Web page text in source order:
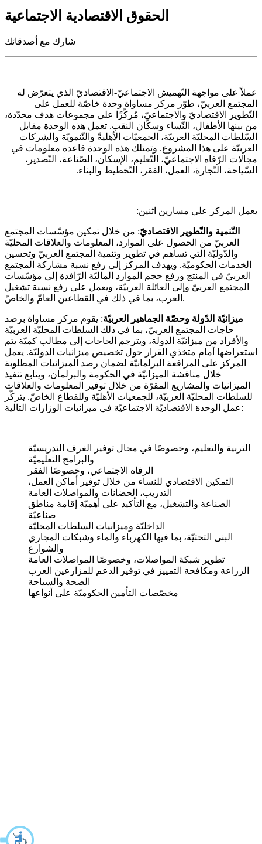
الحقوق الاقتصادية الاجتماعية
شارك مع أصدقائك
عملاً على مواجهة التّهميش الاجتماعيّ-الاقتصاديّ الذي يتعرّض له
المجتمع العربيّ، طوّر مركز مساواة وحدة خاصّة للعمل على
التّطوير الاقتصاديّ والاجتماعيّ، مُركّزًا على مجموعات هدف محدّدة،
من بينها الأطفال، النّساء وسكّان النقب. تعمل هذه الوحدة مقابل
السّلطات المحليّة العربيّة، الجمعيّات الأهليةّ والتّنمويّة والشركات
العربيّة على هذا المشروع. وتمتلك هذه الوحدة قاعدة معلومات في
مجالات الرّفاه الاجتماعيّ، التّعليم، الإسكان، الصّناعة، التّصدير،
السّياحة، التّجارة، العمل، الفقر، التّخطيط والبناء.
يعمل المركز على مسارين اثنين:
التّنمية والتّطوير الاقتصاديّ: من خلال تمكين مؤسّسات المجتمع
العربيّ من الحصول على الموارد، المعلومات والعلاقات المحليّة
والدّوليّة التي تساهم في تطوير وتنمية المجتمع العربيّ وتحسين
الخدمات الحكوميّة. ويهدف المركز إلى رفع نسبة مشاركة المجتمع
العربيّ في المنتج ورفع حجم الموارد الماليّة الرّافدة إلى مؤسّسات
المجتمع العربيّ وإلى العائلة العربيّة، ويعمل على رفع نسبة تشغيل
العرب، بما في ذلك في القطاعين العامّ والخاصّ.
ميزانيّة الدّولة وحصّة الجماهير العربيّة: يقوم مركز مساواة برصد
حاجات المجتمع العربيّ، بما في ذلك السلطات المحليّة العربيّة
والأفراد من ميزانيّة الدولة، ويترجم الحاجات إلى مطالب كميّة يتم
استعراضها أمام متخذي القرار حول تخصيص ميزانيات الدوليّة. يعمل
المركز على المرافعة البرلمانيّة لضمان رصد الميزانيات المطلوبة
خلال مناقشة الميزانيّة في الحكومة والبرلمان، ويتابع تنفيذ
الميزانيات والمشاريع المقرّة من خلال توفير المعلومات والعلاقات
للسلطات المحليّة العربيّة، للجمعيات الأهليّة وللقطاع الخاصّ. يتركّز
عمل الوحدة الاقتصاديّة الاجتماعيّة في ميزانيات الوزارات التالية:
التربية والتعليم، وخصوصًا في مجال توفير الغرف التدريسيّة
والبرامج التعليميّة
الرفاه الاجتماعي، وخصوصًا الفقر
التمكين الاقتصادي للنساء من خلال توفير أماكن العمل،
التدريب، الحضانات والمواصلات العامة
الصناعة والتشغيل، مع التأكيد على أهميّة إقامة مناطق
صناعيّة
الداخليّة وميزانيات السلطات المحليّة
البنى التحتيّة، بما فيها الكهرباء والماء وشبكات المجاري
والشوارع
تطوير شبكة المواصلات، وخصوصًا المواصلات العامة
الزراعة ومكافحة التمييز في توفير الدعم للمزارعين العرب
الصحة والسياحة
مخصّصات التأمين الحكوميّة على أنواعها